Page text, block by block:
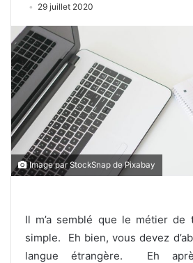
29 juillet 2020
Image par StockSnap de Pixabay
Il m’a semblé que le métier de
simple. Eh bien, vous devez
langue étrangère. Eh